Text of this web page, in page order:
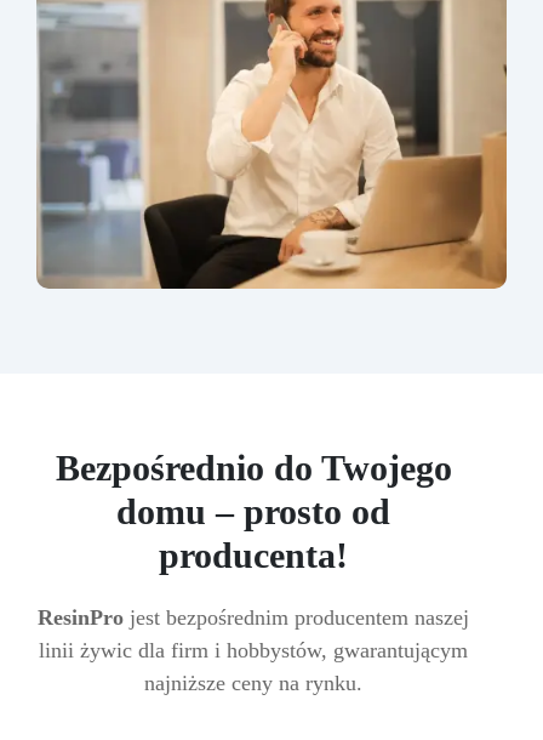
Bezpośrednio do Twojego
domu – prosto od
producenta!
ResinPro jest bezpośrednim producentem naszej
linii żywic dla firm i hobbystów, gwarantującym
najniższe ceny na rynku.